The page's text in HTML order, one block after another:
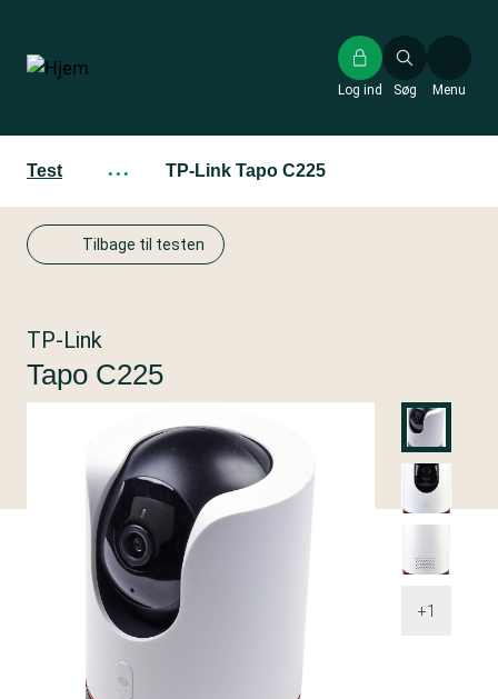
hovedindhold
Søg
Log ind Menu
Test ··· TP-Link Tapo C225
Tilbage til testen
+1
TP-Link
Tapo C225